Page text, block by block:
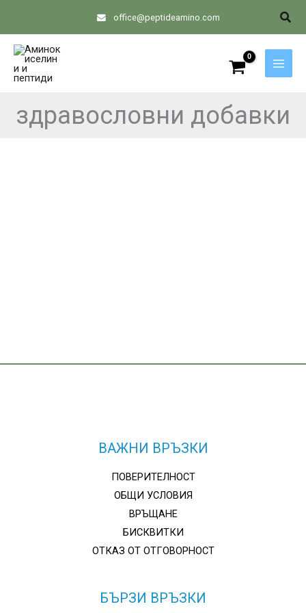
content
office@peptideamino.com
здравословни добавки
ВАЖНИ ВРЪЗКИ
ПОВЕРИТЕЛНОСТ
ОБЩИ УСЛОВИЯ
ВРЪЩАНЕ
БИСКВИТКИ
ОТКАЗ ОТ ОТГОВОРНОСТ
БЪРЗИ ВРЪЗКИ